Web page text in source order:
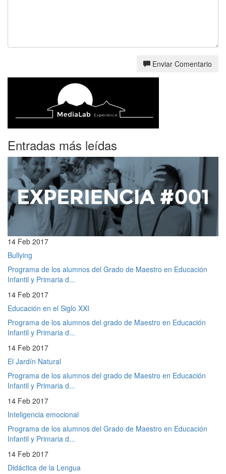
Enviar Comentario
Entradas más leídas
14 Feb 2017
Bullying
Programa de los alumnos del Grado de Maestro en Educación
Infantil y Primaria d...
14 Feb 2017
Educación en el Siglo XXI
Programa de los alumnos del grado de Maestro en Educación
Infantil y Primaria d...
14 Feb 2017
El Jardín Natural
Programa de los alumnos del grado de Maestro en Educación
Infantil y Primaria d...
14 Feb 2017
Inteligencia emocional
Programa de los alumnos del Grado de Maestro en Educación
Infantil y Primaria d...
14 Feb 2017
Didáctica de la Lengua